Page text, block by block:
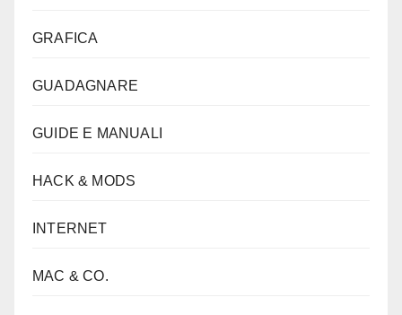
GRAFICA
GUADAGNARE
GUIDE E MANUALI
HACK & MODS
INTERNET
MAC & CO.